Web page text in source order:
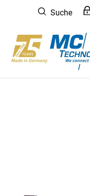
springen
Suche